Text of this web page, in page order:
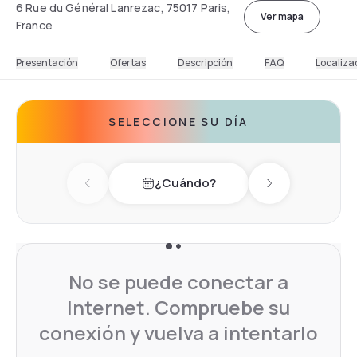
6 Rue du Général Lanrezac, 75017 Paris,
France
Ver mapa
Presentación Ofertas Descripción FAQ
SELECCIONE SU DÍA
Previous day¿Cuándo? Next day
No se puede conectar a
Internet. Compruebe su
conexión y vuelva a intentarlo